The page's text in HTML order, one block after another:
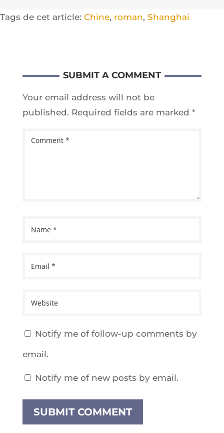
Tags de cet article: Chine, roman, Shanghai
SUBMIT A COMMENT
Your email address will not be
published. Required fields are marked *
Notify me of follow-up comments by
email.
Notify me of new posts by email.